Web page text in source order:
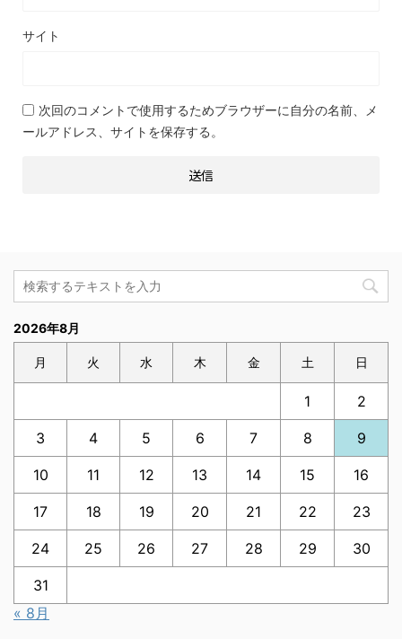
サイト
次回のコメントで使用するためブラウザーに自分の名前、メ
ールアドレス、サイトを保存する。
2026年8月
月 火 水 木 金 土 日
1 2
3 4 5 6 7 8 9
10 11 12 13 14 15 16
17 18 19 20 21 22 23
24 25 26 27 28 29 30
31
« 8月